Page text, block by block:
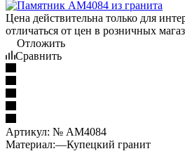
Цена действительна только для
отличаться от цен в розничных
Отложить
Сравнить
Артикул: № AM4084
Материал:—Купецкий гранит